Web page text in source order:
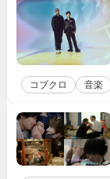
コブクロ 音楽